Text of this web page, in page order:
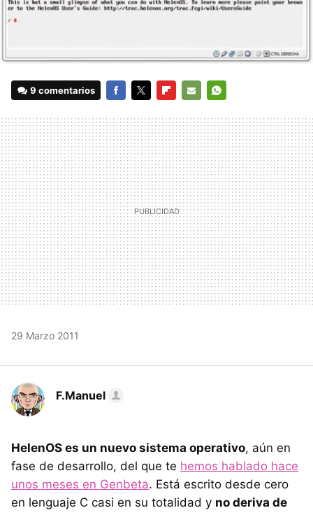
9 comentarios
MAIL
29 Marzo 2011
F.Manuel
HelenOS es un nuevo sistema operativo, aún en
fase de desarrollo, del que te hemos hablado hace
unos meses en Genbeta. Está escrito desde cero
en lenguaje C casi en su totalidad y no deriva de